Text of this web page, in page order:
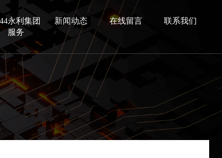
永利集团
服务
新闻动态 在线留言 联系我们